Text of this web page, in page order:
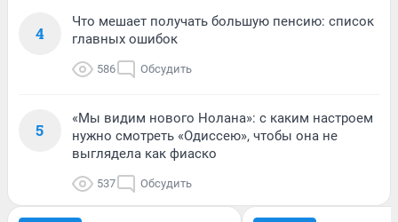
4
Что мешает получать большую пенсию: список
главных ошибок
586 Обсудить
5
«Мы видим нового Нолана»: с каким настроем
нужно смотреть «Одиссею», чтобы она не
выглядела как фиаско
537 Обсудить